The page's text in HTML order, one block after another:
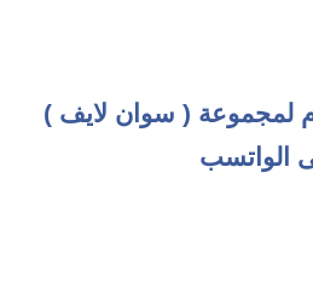
لمجموعة ( سوان لايف )
الواتسب